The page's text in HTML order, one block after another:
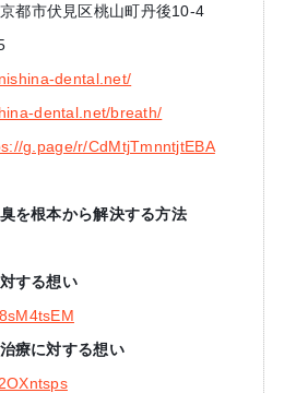
都市伏見区桃山町丹後10-4
dental.net/
dental.net/breath/
g.page/r/CdMtjTmnntjtEBA
を根本から解決する方法
する想い
療に対する想い